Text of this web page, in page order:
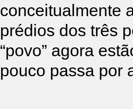
conceitualmente
prédios dos três
“povo” agora
pouco passa por